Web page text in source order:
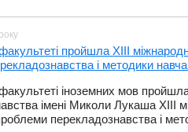
пройшла ХІІІ
і методики
іноземних мов
імені Миколи Лукаша ХІІІ
перекладознавства і